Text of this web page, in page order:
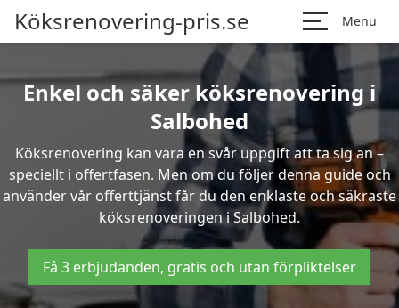
Köksrenovering-pris.se Menu
Enkel och säker köksrenovering i
Salbohed
Köksrenovering kan vara en svår uppgift att ta sig an –
speciellt i offertfasen. Men om du följer denna guide och
använder vår offerttjänst får du den enklaste och säkraste
köksrenoveringen i Salbohed.
Få 3 erbjudanden, gratis och utan förpliktelser